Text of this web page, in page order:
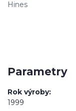
Hines
Parametry
Rok výroby
1999